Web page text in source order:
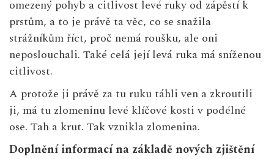
omezený pohyb a citlivost levé ruky od zápěstí k
prstům, a to je právě ta věc, co se snažila
strážníkům říct, proč nemá roušku, ale oni
neposlouchali. Také celá její levá ruka má sníženou
citlivost.
A protože ji právě za tu ruku táhli ven a zkroutili
ji, má tu zlomeninu levé klíčové kosti v podélné
ose. Tah a krut. Tak vznikla zlomenina.
Doplnění informací na základě nových zjištění